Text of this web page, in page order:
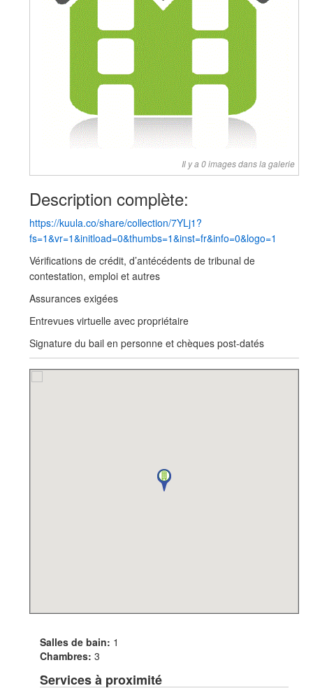
Il y a 0 images dans la galerie
Description complète:
https://kuula.co/share/collection/7YLj1?
fs=1&vr=1&initload=0&thumbs=1&inst=fr&info=0&logo=1
Vérifications de crédit, d’antécédents de tribunal de
contestation, emploi et autres
Assurances exigées
Entrevues virtuelle avec propriétaire
Signature du bail en personne et chèques post-datés
Salles de bain: 1
Chambres: 3
Services à proximité